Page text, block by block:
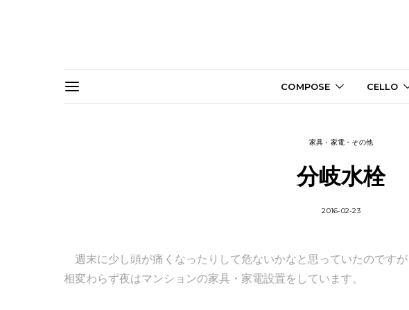
COMPOSE CELLO
家具・家電・その他
分岐水栓
2016-02-23
週末に少し頭が痛くなったりして危ないかなと思っていたのです
相変わらず夜はマンションの家具・家電設置をしています。